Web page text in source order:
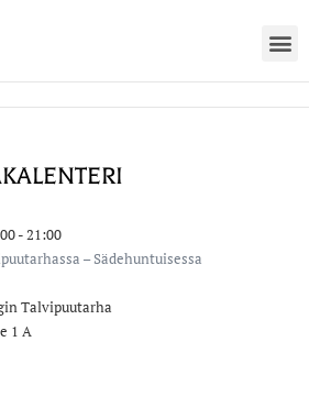
- 21:00
– Sädehuntuisessa
Talvipuutarha
1 A